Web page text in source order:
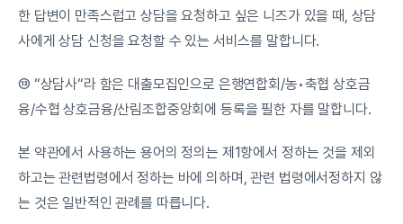
한 답변이 만족스럽고 상담을 요청하고 싶은 니즈가 있을 때, 상담
사에게 상담 신청을 요청할 수 있는 서비스를 말합니다.
⑬ “상담사“라 함은 대출모집인으로 은행연합회/농•축협 상호금
융/수협 상호금융/산림조합중앙회에 등록을 필한 자를 말합니다.
본 약관에서 사용하는 용어의 정의는 제1항에서 정하는 것을 제외
하고는 관련법령에서 정하는 바에 의하며, 관련 법령에서정하지 않
는 것은 일반적인 관례를 따릅니다.